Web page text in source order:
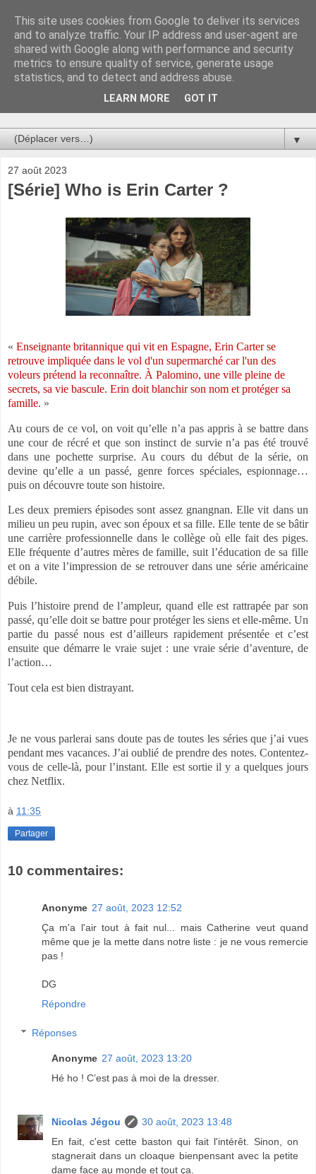
Au bistro !
La connerie étant le seul chemin susceptible de nous faire
entrevoir une parcelle de vérité, utilisons la par des moyens
de communication efficaces. Le temps qu'on remplisse nos
▼
27 août 2023
[Série] Who is Erin Carter ?
« Enseignante britannique qui vit en Espagne, Erin Carter se
retrouve impliquée dans le vol d'un supermarché car l'un des
voleurs prétend la reconnaître. À Palomino, une ville pleine de
secrets, sa vie bascule. Erin doit blanchir son nom et protéger sa
famille. »
Au cours de ce vol, on voit qu’elle n’a pas appris à se battre dans
une cour de récré et que son instinct de survie n’a pas été trouvé
dans une pochette surprise. Au cours du début de la série, on
devine qu’elle a un passé, genre forces spéciales, espionnage…
puis on découvre toute son histoire.
Les deux premiers épisodes sont assez gnangnan. Elle vit dans un
milieu un peu rupin, avec son époux et sa fille. Elle tente de se bâtir
une carrière professionnelle dans le collège où elle fait des piges.
Elle fréquente d’autres mères de famille, suit l’éducation de sa fille
et on a vite l’impression de se retrouver dans une série américaine
débile.
Puis l’histoire prend de l’ampleur, quand elle est rattrapée par son
passé, qu’elle doit se battre pour protéger les siens et elle-même. Un
partie du passé nous est d’ailleurs rapidement présentée et c’est
ensuite que démarre le vraie sujet : une vraie série d’aventure, de
l’action…
Tout cela est bien distrayant.
Je ne vous parlerai sans doute pas de toutes les séries que j’ai vues
pendant mes vacances. J’ai oublié de prendre des notes. Contentez-
vous de celle-là, pour l’instant. Elle est sortie il y a quelques jours
chez Netflix.
à 11:35
Partager
10 commentaires:
Anonyme 27 août, 2023 12:52
Ça m'a l'air tout à fait nul... mais Catherine veut quand
même que je la mette dans notre liste : je ne vous remercie
pas !
DG
Répondre
Réponses
Anonyme 27 août, 2023 13:20
Hé ho ! C’est pas à moi de la dresser.
Nicolas Jégou
30 août, 2023 13:48
En fait, c'est cette baston qui fait l'intérêt. Sinon, on
stagnerait dans un cloaque bienpensant avec la petite
dame face au monde et tout ça.
This site uses cookies from Google to deliver its services
and to analyze traffic. Your IP address and user-agent are
shared with Google along with performance and security
metrics to ensure quality of service, generate usage
statistics, and to detect and address abuse.
LEARN MORE GOT IT